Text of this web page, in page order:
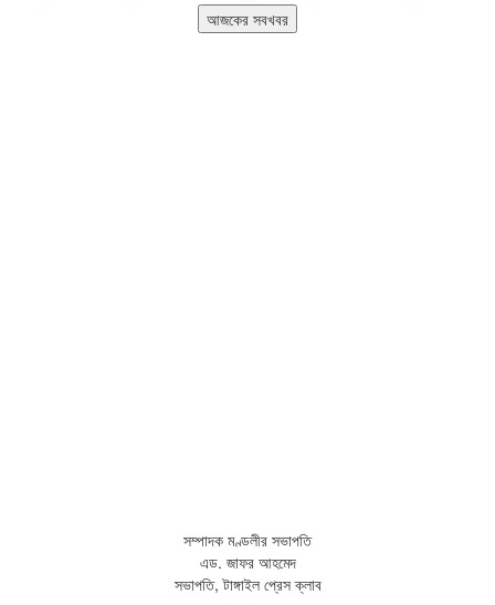
সম্পাদক মণ্ডলীর সভাপতি
এড. জাফর আহমেদ
সভাপতি, টাঙ্গাইল প্রেস ক্লাব